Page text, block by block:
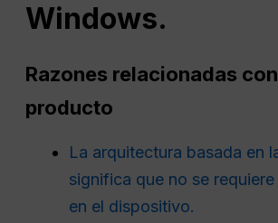
Windows.
Razones relacionadas
producto
La arquitectura basada en
significa que no se
en el dispositivo.